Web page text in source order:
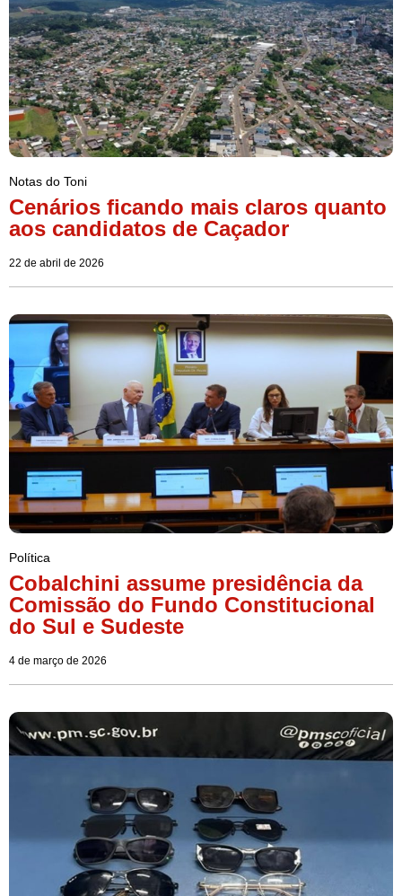
Notas do Toni
Cenários ficando mais claros quanto
aos candidatos de Caçador
22 de abril de 2026
Política
Cobalchini assume presidência da
Comissão do Fundo Constitucional
do Sul e Sudeste
4 de março de 2026